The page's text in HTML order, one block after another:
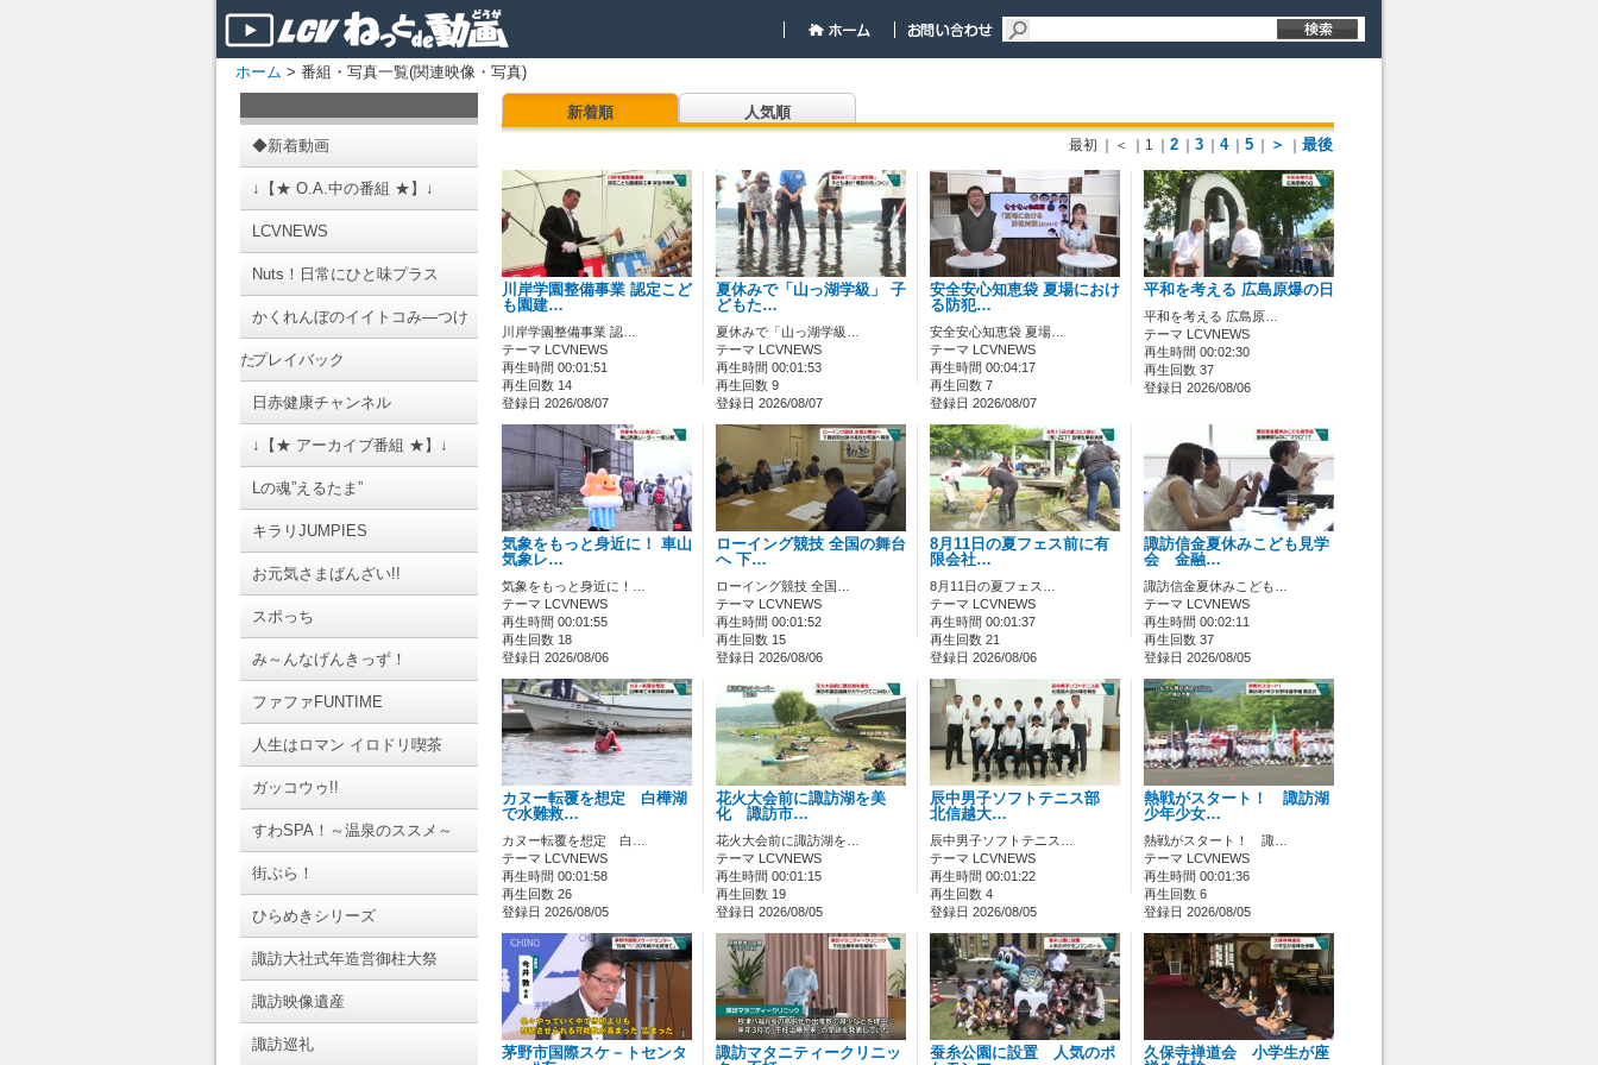
ホーム > 番組・写真一覧(関連映像・写真)
◆新着動画
↓【★ O.A.中の番組 ★】↓
LCVNEWS
Nuts！日常にひと味プラス
かくれんぼのイイトコみ―つけ
たプレイバック
日赤健康チャンネル
↓【★ アーカイブ番組 ★】↓
Lの魂”えるたま”
キラリJUMPIES
お元気さまばんざい!!
スポっち
み～んなげんきっず！
ファファFUNTIME
人生はロマン イロドリ喫茶
ガッコウゥ!!
すわSPA！～温泉のススメ～
街ぶら！
ひらめきシリーズ
諏訪大社式年造営御柱大祭
諏訪映像遺産
諏訪巡礼
新着順 人気順
最初 ｜＜ ｜1 2 3 4 5 ＞ 最後
川岸学園整備事業 認定こど
も園建…
川岸学園整備事業 認…
テーマ LCVNEWS
再生時間 00:01:51
再生回数 14
登録日 2026/08/07
夏休みで「山っ湖学級」 子
どもた…
夏休みで「山っ湖学級…
テーマ LCVNEWS
再生時間 00:01:53
再生回数 9
登録日 2026/08/07
安全安心知恵袋 夏場におけ
る防犯…
安全安心知恵袋 夏場…
テーマ LCVNEWS
再生時間 00:04:17
再生回数 7
登録日 2026/08/07
平和を考える 広島原爆の日
平和を考える 広島原…
テーマ LCVNEWS
再生時間 00:02:30
再生回数 37
登録日 2026/08/06
気象をもっと身近に！ 車山
気象レ…
気象をもっと身近に！…
テーマ LCVNEWS
再生時間 00:01:55
再生回数 18
登録日 2026/08/06
ローイング競技 全国の舞台
へ 下…
ローイング競技 全国…
テーマ LCVNEWS
再生時間 00:01:52
再生回数 15
登録日 2026/08/06
8月11日の夏フェス前に有
限会社…
8月11日の夏フェス…
テーマ LCVNEWS
再生時間 00:01:37
再生回数 21
登録日 2026/08/06
諏訪信金夏休みこども見学
会 金融…
諏訪信金夏休みこども…
テーマ LCVNEWS
再生時間 00:02:11
再生回数 37
登録日 2026/08/05
カヌー転覆を想定 白樺湖
で水難救…
カヌー転覆を想定 白…
テーマ LCVNEWS
再生時間 00:01:58
再生回数 26
登録日 2026/08/05
花火大会前に諏訪湖を美
化 諏訪市…
花火大会前に諏訪湖を…
テーマ LCVNEWS
再生時間 00:01:15
再生回数 19
登録日 2026/08/05
辰中男子ソフトテニス部
北信越大…
辰中男子ソフトテニス…
テーマ LCVNEWS
再生時間 00:01:22
再生回数 4
登録日 2026/08/05
熱戦がスタート！ 諏訪湖
少年少女…
熱戦がスタート！ 諏…
テーマ LCVNEWS
再生時間 00:01:36
再生回数 6
登録日 2026/08/05
茅野市国際スケ－トセンタ
諏訪マタニティークリニッ
蚕糸公園に設置 人気のポ
久保寺禅道会 小学生が座